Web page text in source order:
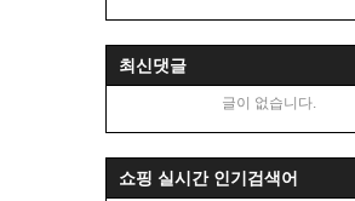
최신댓글
글이 없습니다.
쇼핑 실시간 인기검색어